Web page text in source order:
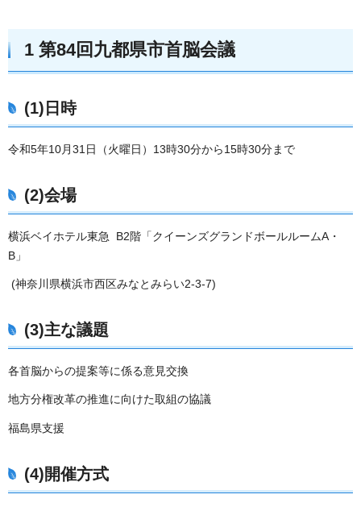
1 第84回九都県市首脳会議
(1)日時
令和5年10月31日（火曜日）13時30分から15時30分まで
(2)会場
横浜ベイホテル東急 B2階「クイーンズグランドボールルームA・
B」
(神奈川県横浜市西区みなとみらい2-3-7)
(3)主な議題
各首脳からの提案等に係る意見交換
地方分権改革の推進に向けた取組の協議
福島県支援
(4)開催方式